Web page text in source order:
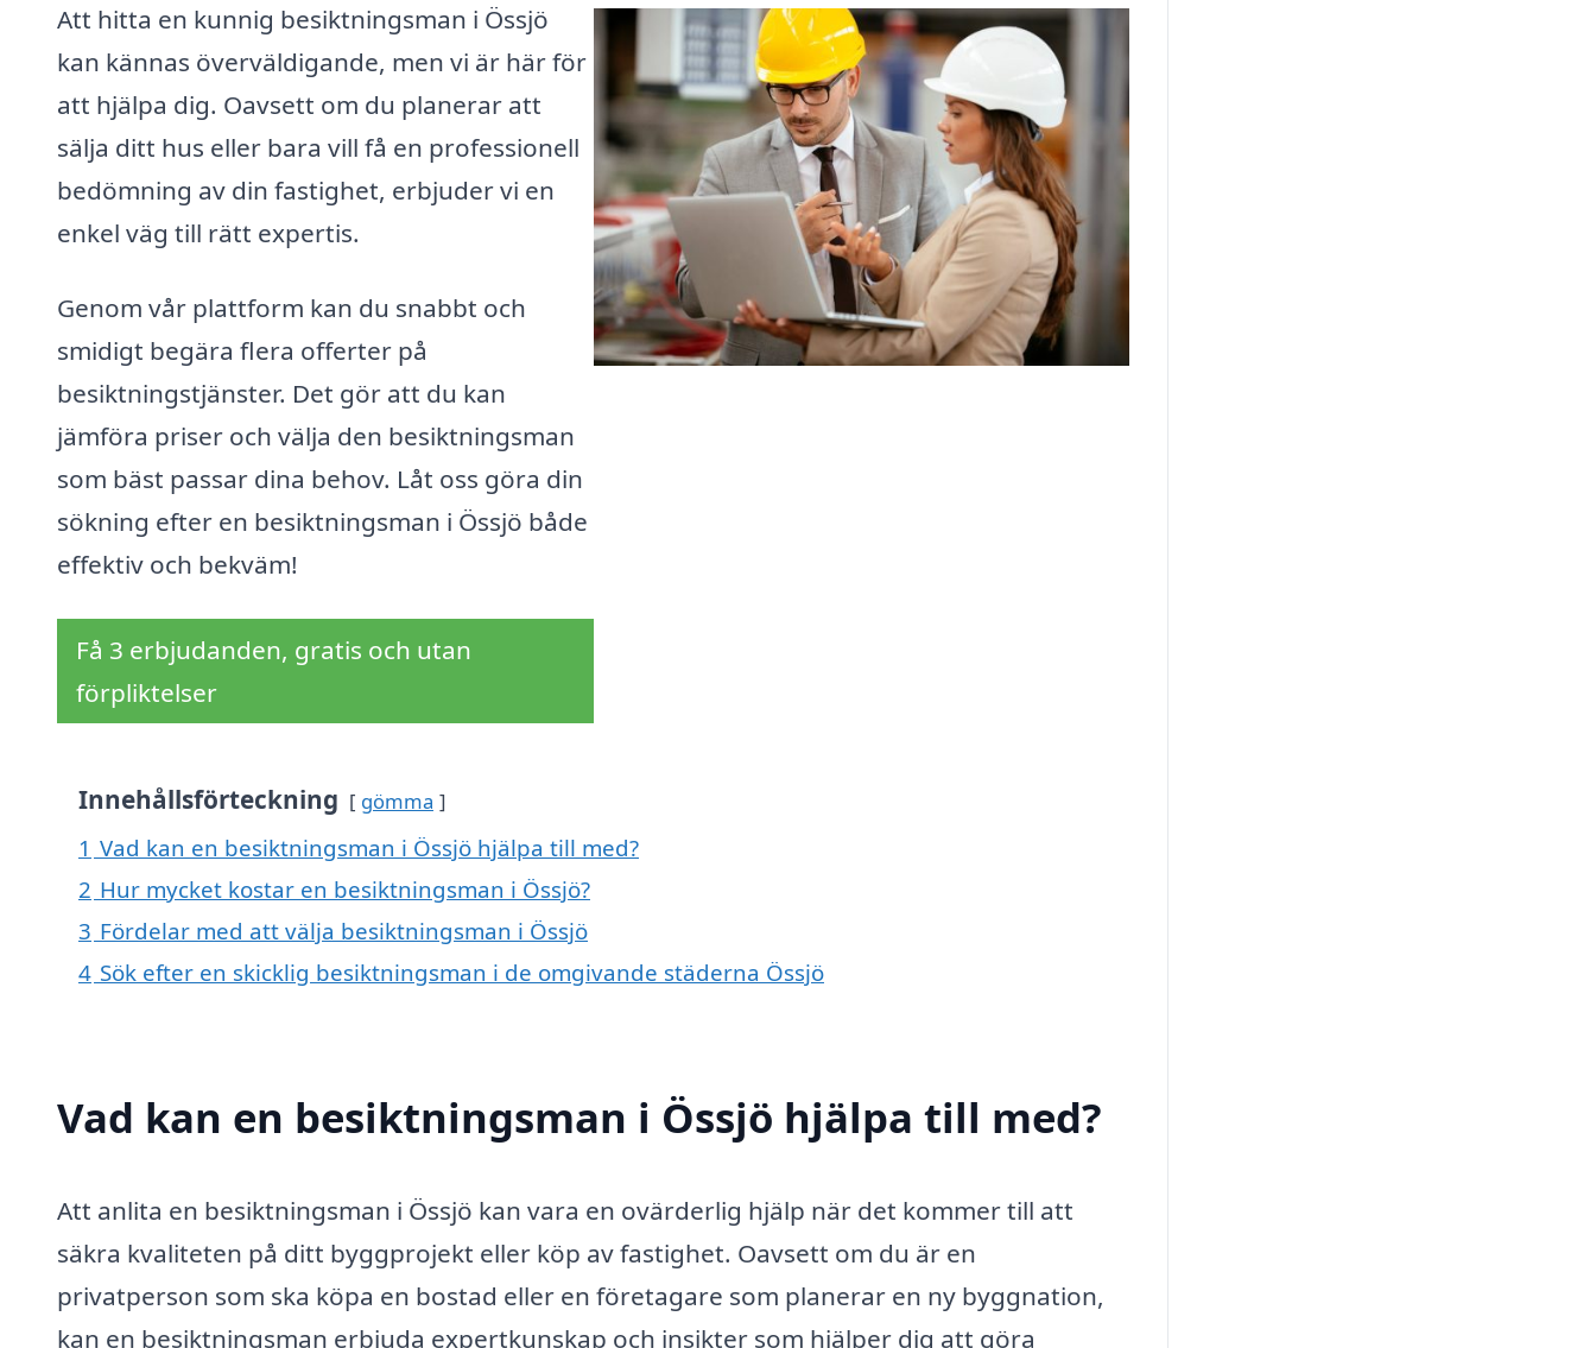
Att hitta en kunnig besiktningsman i Össjö
kan kännas överväldigande, men vi är här för
att hjälpa dig. Oavsett om du planerar att
sälja ditt hus eller bara vill få en professionell
bedömning av din fastighet, erbjuder vi en
enkel väg till rätt expertis.
Genom vår plattform kan du snabbt och
smidigt begära flera offerter på
besiktningstjänster. Det gör att du kan
jämföra priser och välja den besiktningsman
som bäst passar dina behov. Låt oss göra din
sökning efter en besiktningsman i Össjö både
effektiv och bekväm!
Få 3 erbjudanden, gratis och utan
förpliktelser
Innehållsförteckning gömma
1 Vad kan en besiktningsman i Össjö hjälpa till med?
2 Hur mycket kostar en besiktningsman i Össjö?
3 Fördelar med att välja besiktningsman i Össjö
4 Sök efter en skicklig besiktningsman i de omgivande städerna Össjö
Vad kan en besiktningsman i Össjö hjälpa till med?
Att anlita en besiktningsman i Össjö kan vara en ovärderlig hjälp när det kommer till att
säkra kvaliteten på ditt byggprojekt eller köp av fastighet. Oavsett om du är en
privatperson som ska köpa en bostad eller en företagare som planerar en ny byggnation,
kan en besiktningsman erbjuda expertkunskap och insikter som hjälper dig att göra